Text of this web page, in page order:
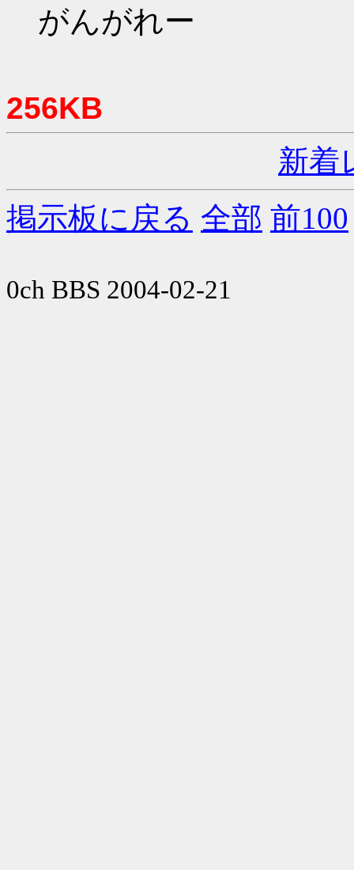
がんがれー
256KB
新着
掲示板に戻る 全部 前100
0ch BBS 2004-02-21